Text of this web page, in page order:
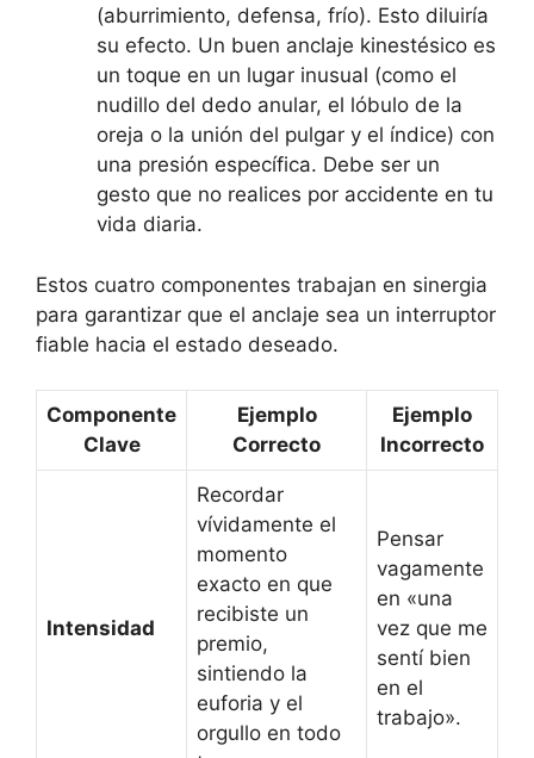
(aburrimiento, defensa, frío). Esto diluiría
su efecto. Un buen anclaje kinestésico es
un toque en un lugar inusual (como el
nudillo del dedo anular, el lóbulo de la
oreja o la unión del pulgar y el índice) con
una presión específica. Debe ser un
gesto que no realices por accidente en tu
vida diaria.
Estos cuatro componentes trabajan en sinergia
para garantizar que el anclaje sea un interruptor
fiable hacia el estado deseado.
Componente
Clave
Ejemplo
Correcto
Ejemplo
Incorrecto
Intensidad
Recordar
vívidamente el
momento
exacto en que
recibiste un
premio,
sintiendo la
euforia y el
orgullo en todo
Pensar
vagamente
en «una
vez que me
sentí bien
en el
trabajo».